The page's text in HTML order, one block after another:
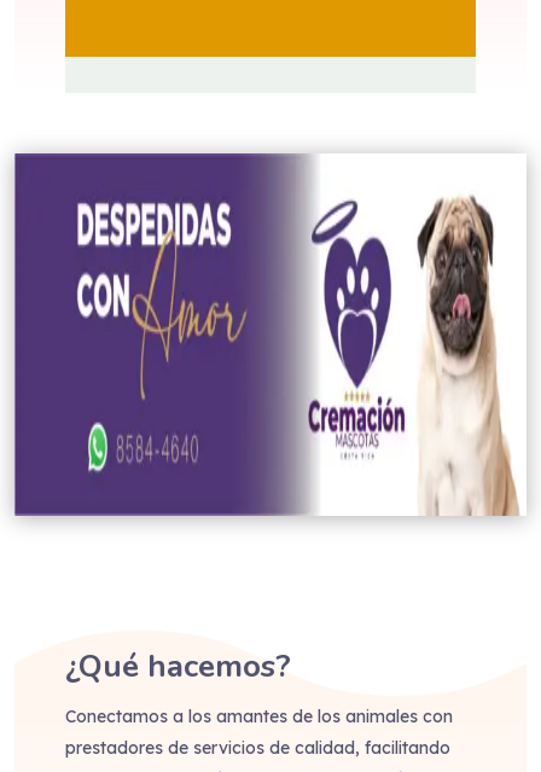
¿Qué hacemos?
Conectamos a los amantes de los animales con
prestadores de servicios de calidad, facilitando